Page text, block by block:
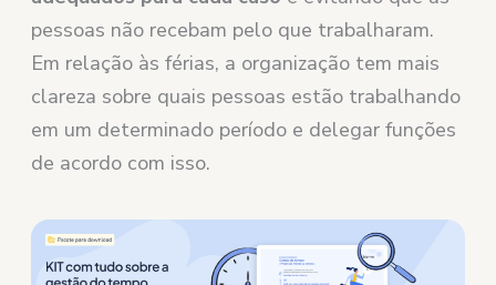
pessoas não recebam pelo que trabalharam.
Em relação às férias, a organização tem mais
clareza sobre quais pessoas estão trabalhando
em um determinado período e delegar funções
de acordo com isso.